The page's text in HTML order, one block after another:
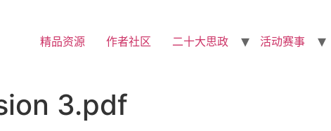
精品资源 作者社区 二十大思政 活动赛事
3.pdf